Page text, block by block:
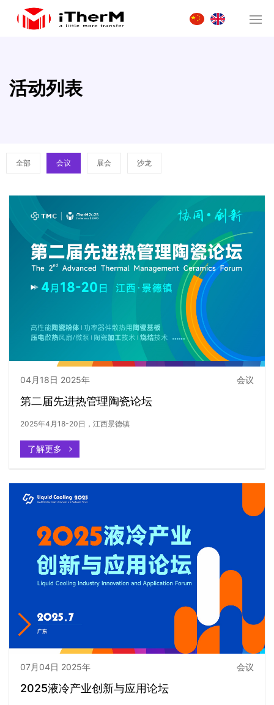
活动列表
全部 会议 展会 沙龙
04月18日 2025年 会议
第二届先进热管理陶瓷论坛
2025年4月18-20日，江西景德镇
了解更多
07月04日 2025年 会议
2025液冷产业创新与应用论坛